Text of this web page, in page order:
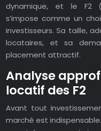
dynamique, et le F2
s’impose comme un
investisseurs. Sa taille,
locataires, et sa
placement attractif.
Analyse
locatif des F2
Avant tout
marché est